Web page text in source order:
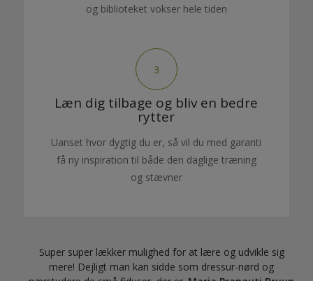
og biblioteket vokser hele tiden
3
Læn dig tilbage og bliv en bedre
rytter
Uanset hvor dygtig du er, så vil du med garanti
få ny inspiration til både den daglige træning
og stævner
Super super lækker mulighed for at lære og udvikle sig
mere! Dejligt man kan sidde som dressur-nørd og